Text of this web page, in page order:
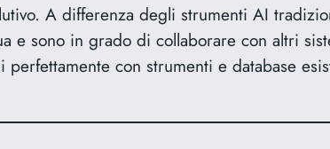
A differenza degli strumenti AI
e sono in grado di collaborare con altri
con strumenti e database